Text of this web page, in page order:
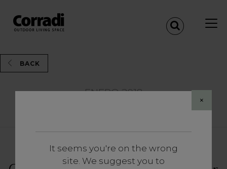
×
It seems you're on the wrong
site. We suggest you to
BACK
ENERO 2018
Noticias y Eventos